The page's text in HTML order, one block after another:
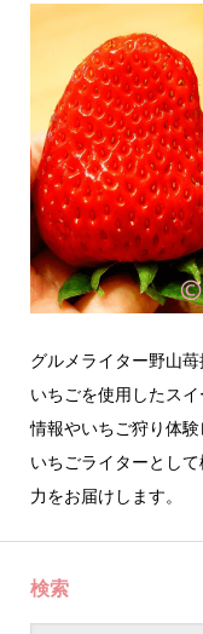
グルメライター野山苺
いちごを使用したス
情報やいちご狩り体験
いちごライターとし
力をお届けします。
検索